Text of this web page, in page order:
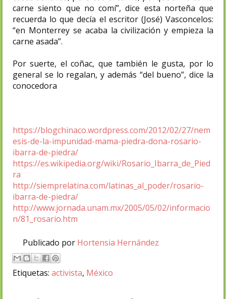
carne siento que no comí”, dice esta norteña que
recuerda lo que decía el escritor (José) Vasconcelos:
“en Monterrey se acaba la civilización y empieza la
carne asada”.
Por suerte, el coñac, que también le gusta, por lo
general se lo regalan, y además “del bueno”, dice la
conocedora
https://blogchinaco.wordpress.com/2012/02/27/nem
esis-de-la-impunidad-mama-piedra-dona-rosario-
ibarra-de-piedra/
https://es.wikipedia.org/wiki/Rosario_Ibarra_de_Pied
ra
http://siemprelatina.com/latinas_al_poder/rosario-
ibarra-de-piedra/
http://www.jornada.unam.mx/2005/05/02/informacio
n/81_rosario.htm
Publicado por Hortensia Hernández
Etiquetas: activista, México